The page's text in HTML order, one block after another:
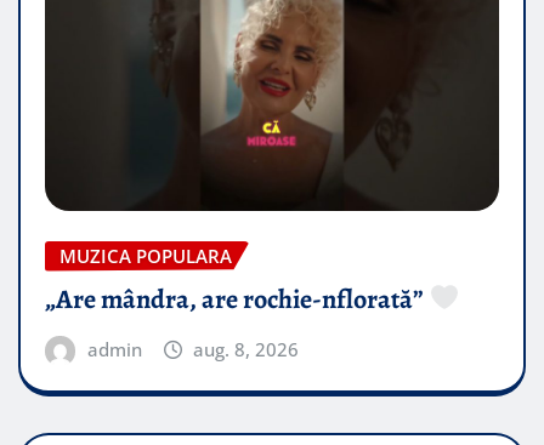
MUZICA POPULARA
„Are mândra, are rochie-nflorată”
admin aug. 8, 2026